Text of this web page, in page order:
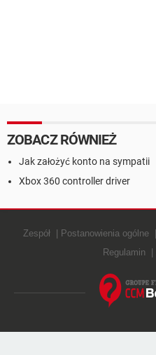
ZOBACZ RÓWNIEŻ
Jak założyć konto na sympatii
Xbox 360 controller driver
Zespół Postanowienia ogólne
Regulamin